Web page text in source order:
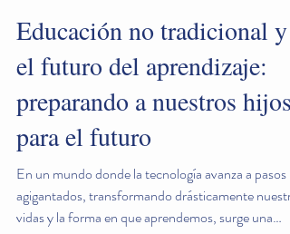
6 may 2025
8 min de lectura
Educación no tradicional y
el futuro del aprendizaje:
preparando a nuestros hijos
para el futuro